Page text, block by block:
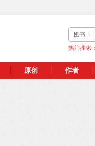
图书
热门搜索
原创 作者